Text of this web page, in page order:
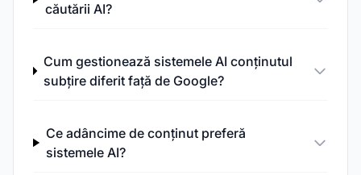
căutării AI?
Cum gestionează sistemele AI conținutul
subțire diferit față de Google?
Ce adâncime de conținut preferă
sistemele AI?